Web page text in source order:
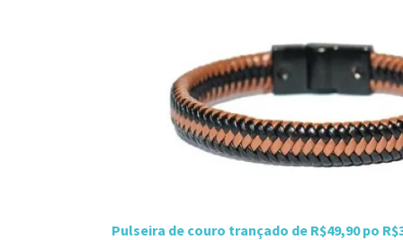
Pulseira de couro trançado de R$49,90 po